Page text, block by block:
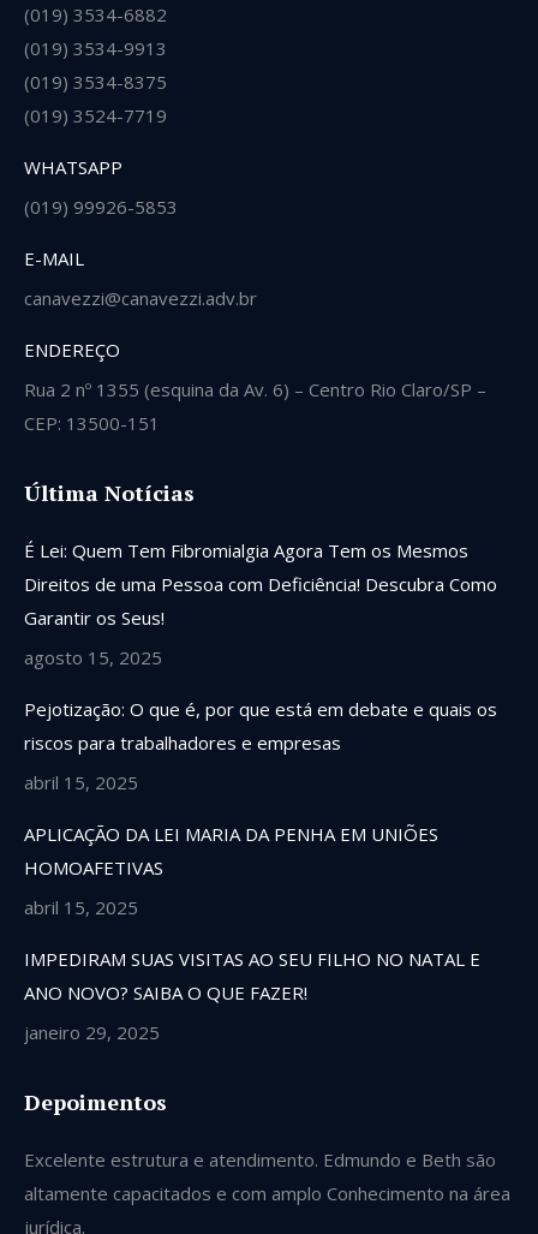
(019) 3534-6882
(019) 3534-9913
(019) 3534-8375
(019) 3524-7719
WHATSAPP
(019) 99926-5853
E-MAIL
canavezzi@canavezzi.adv.br
ENDEREÇO
Rua 2 nº 1355 (esquina da Av. 6) – Centro Rio Claro/SP –
CEP: 13500-151
Última Notícias
É Lei: Quem Tem Fibromialgia Agora Tem os Mesmos
Direitos de uma Pessoa com Deficiência! Descubra Como
Garantir os Seus!
agosto 15, 2025
Pejotização: O que é, por que está em debate e quais os
riscos para trabalhadores e empresas
abril 15, 2025
APLICAÇÃO DA LEI MARIA DA PENHA EM UNIÕES
HOMOAFETIVAS
abril 15, 2025
IMPEDIRAM SUAS VISITAS AO SEU FILHO NO NATAL E
ANO NOVO? SAIBA O QUE FAZER!
janeiro 29, 2025
Depoimentos
Excelente estrutura e atendimento. Edmundo e Beth são
altamente capacitados e com amplo Conhecimento na área
jurídica.